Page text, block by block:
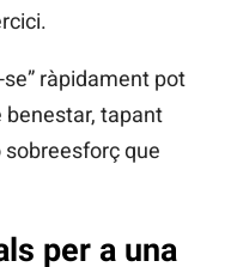
ràpidament pot
benestar, tapant
que
per a una